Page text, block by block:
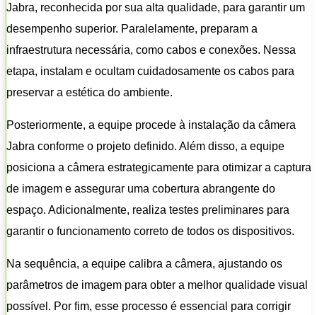
Jabra, reconhecida por sua alta qualidade, para garantir um
desempenho superior. Paralelamente, preparam a
infraestrutura necessária, como cabos e conexões. Nessa
etapa, instalam e ocultam cuidadosamente os cabos para
preservar a estética do ambiente.
Posteriormente, a equipe procede à instalação da câmera
Jabra conforme o projeto definido. Além disso, a equipe
posiciona a câmera estrategicamente para otimizar a captura
de imagem e assegurar uma cobertura abrangente do
espaço. Adicionalmente, realiza testes preliminares para
garantir o funcionamento correto de todos os dispositivos.
Na sequência, a equipe calibra a câmera, ajustando os
parâmetros de imagem para obter a melhor qualidade visual
possível. Por fim, esse processo é essencial para corrigir